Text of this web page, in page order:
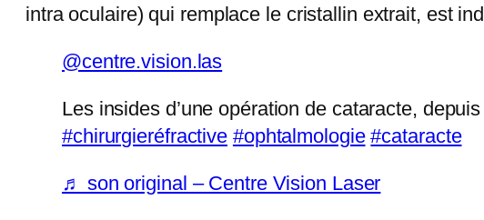
intra oculaire) qui remplace le cristallin extrait, est
@centre.vision.las
Les insides d’une opération de cataracte,
#chirurgieréfractive #ophtalmologie #cataracte
♬ son original – Centre Vision Laser